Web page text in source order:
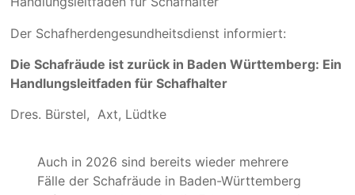
Der Schafherdengesundheitsdienst informiert:
Die Schafräude ist zurück in Baden Württemberg: Ein
Handlungsleitfaden für Schafhalter
Dres. Bürstel, Axt, Lüdtke
Auch in 2026 sind bereits wieder mehrere
Fälle der Schafräude in Baden-Württemberg